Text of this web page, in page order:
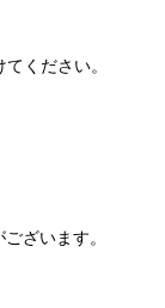
ください。
ざいます。